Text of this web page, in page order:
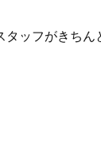
ッフがきち